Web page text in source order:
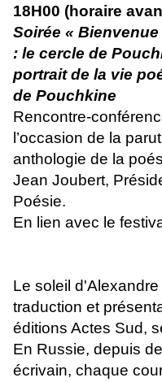
18H00 (horaire
Soirée «
: le cercle de
portrait de la vie
de Pouchkine
Rencontre-
l’occasion de la
anthologie de la
Jean Joubert,
Poésie.
En lien avec le
Le soleil
traduction et
éditions Actes Sud,
En Russie, depuis
écrivain, chaque